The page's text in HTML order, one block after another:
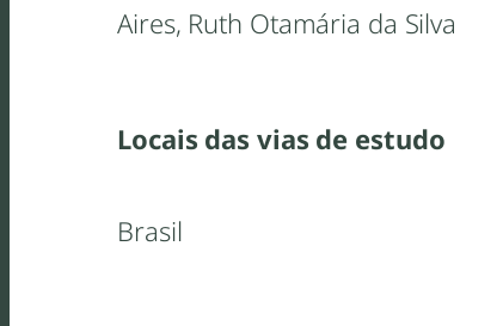
Aires, Ruth Otamária da Silva
Locais das vias de estudo
Brasil